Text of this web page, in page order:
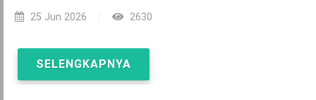
25 Jun 2026 2630
SELENGKAPNYA